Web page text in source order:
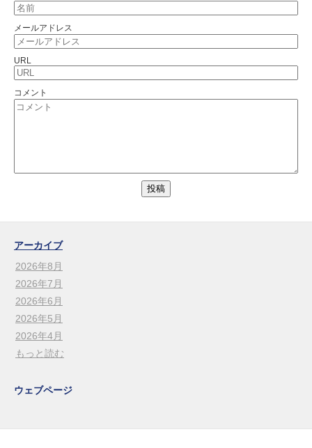
メールアドレス
URL
コメント
アーカイブ
2026年8月
2026年7月
2026年6月
2026年5月
2026年4月
もっと読む
ウェブページ